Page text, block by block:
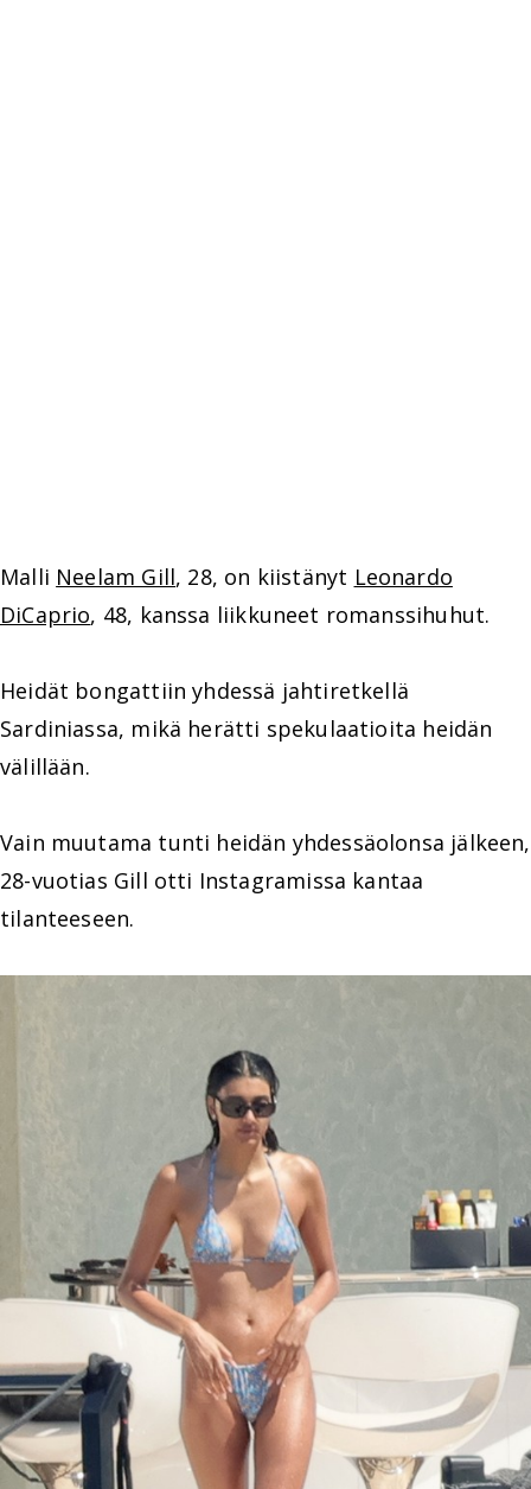
Malli Neelam Gill, 28, on kiistänyt Leonardo
DiCaprio, 48, kanssa liikkuneet romanssihuhut.
Heidät bongattiin yhdessä jahtiretkellä
Sardiniassa, mikä herätti spekulaatioita heidän
välillään.
Vain muutama tunti heidän yhdessäolonsa jälkeen,
28-vuotias Gill otti Instagramissa kantaa
tilanteeseen.